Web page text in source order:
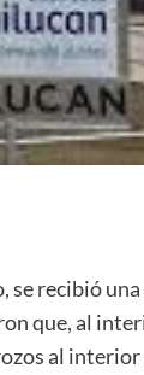
se recibió
que, al
al interior